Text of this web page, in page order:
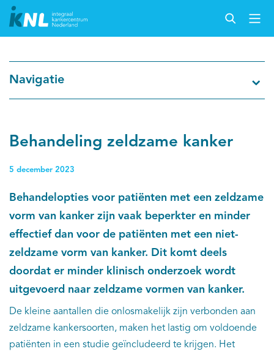
Cijfers over kanker
Thema's
Over IKNL
Kanker & leven
Palliatieve zorg
IKNL and the NCR
Navigatie
Behandeling zeldzame kanker
5 december 2023
Behandelopties voor patiënten met een zeldzame
vorm van kanker zijn vaak beperkter en minder
effectief dan voor de patiënten met een niet-
zeldzame vorm van kanker. Dit komt deels
doordat er minder klinisch onderzoek wordt
uitgevoerd naar zeldzame vormen van kanker.
De kleine aantallen die onlosmakelijk zijn verbonden aan
zeldzame kankersoorten, maken het lastig om voldoende
patiënten in een studie geïncludeerd te krijgen. Het